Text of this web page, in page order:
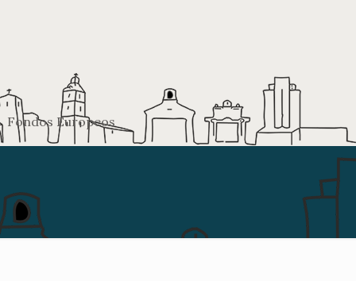
Fondos Europeos